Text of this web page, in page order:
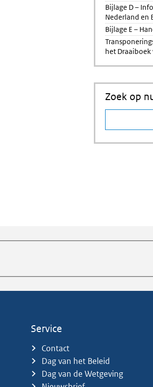
Bijlage D –
Nederland en
Bijlage E –
het
Zoek op
Service
Contact
Dag van het Beleid
Dag van de Wetgeving